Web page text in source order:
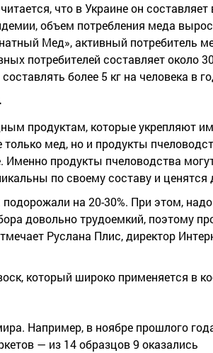
что в Украине он составляет
объем потребления меда
Мед», активный потребитель
потребителей составляет около
более 5 кг на человека в
продуктам, которые укрепляют
мед, но и продукты
Именно продукты пчеловодства
по своему составу и
на 20-30%. При этом,
довольно трудоемкий, поэтому
Руслана Плис, директор
который широко применяется в
Например, в ноябре прошлого
— из 14 образцов 9 оказались